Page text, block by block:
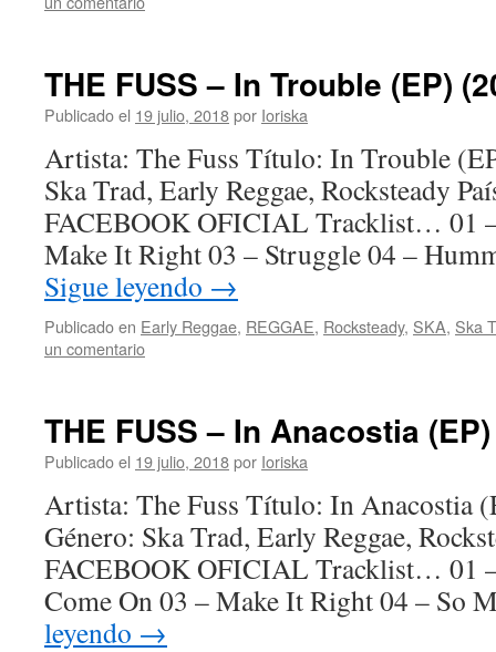
THE FUSS – In Trouble (EP)
Publicado el 19 julio, 2018por Ioriska
Artista: The Fuss Título: In Trouble
Ska Trad, Early Reggae, Rocksteady
FACEBOOK OFICIAL Tracklist… 01 –
Make It Right 03 – Struggle 04 –
Sigue leyendo →
Publicado en Early Reggae, REGGAE, Rocksteady, SKA, Ska
un comentario
THE FUSS – In Anacostia
Publicado el 19 julio, 2018por Ioriska
Artista: The Fuss Título: In Anacostia
Género: Ska Trad, Early Reggae,
FACEBOOK OFICIAL Tracklist… 01
Come On 03 – Make It Right 04 – So
leyendo →